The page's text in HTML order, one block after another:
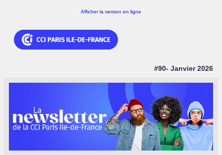
Afficher la version en ligne
#90- Janvier 2026